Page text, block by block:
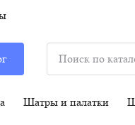
Шатры и палатки